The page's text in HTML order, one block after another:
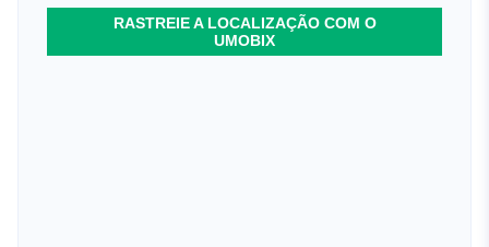
RASTREIE A LOCALIZAÇÃO COM O
UMOBIX